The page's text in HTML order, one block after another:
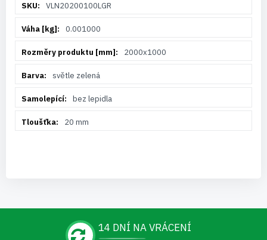
informacíVLN20200100LGR
0.001000
2000x1000
světle zelená
bez lepidla
20 mm
14 DNÍ NA VRÁCENÍ